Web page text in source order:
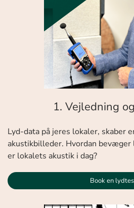
1. Vejledning
Lyd-data på jeres lokaler, skaber
akustikbilleder. Hvordan bevæger
er lokalets akustik i dag?
Book en